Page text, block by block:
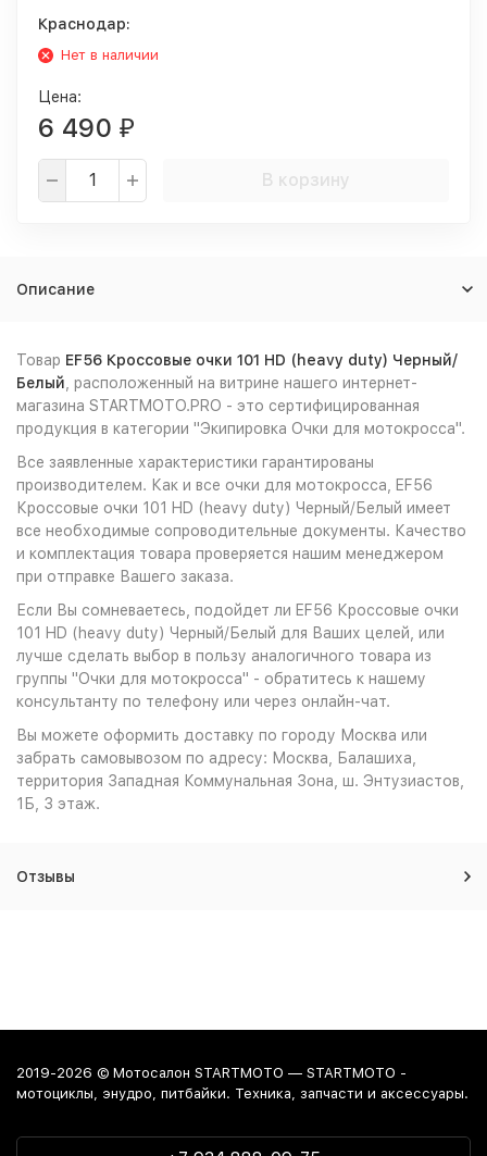
Краснодар:
Нет в наличии
Цена:
6 490 ₽
В корзину
Описание
Товар EF56 Кроссовые очки 101 HD (heavy duty) Черный/
Белый , расположенный на витрине нашего интернет-
магазина STARTMOTO.PRO - это сертифицированная
продукция в категории "Экипировка Очки для мотокросса".
Все заявленные характеристики гарантированы
производителем. Как и все очки для мотокросса, EF56
Кроссовые очки 101 HD (heavy duty) Черный/Белый имеет
все необходимые сопроводительные документы. Качество
и комплектация товара проверяется нашим менеджером
при отправке Вашего заказа.
Если Вы сомневаетесь, подойдет ли EF56 Кроссовые очки
101 HD (heavy duty) Черный/Белый для Ваших целей, или
лучше сделать выбор в пользу аналогичного товара из
группы "Очки для мотокросса" - обратитесь к нашему
консультанту по телефону или через онлайн-чат.
Вы можете оформить доставку по городу Москва или
забрать самовывозом по адресу: Москва, Балашиха,
территория Западная Коммунальная Зона, ш. Энтузиастов,
1Б, 3 этаж.
Отзывы
2019-2026 © Мотосалон STARTMOTO — STARTMOTO -
мотоциклы, энудро, питбайки. Техника, запчасти и аксессуары.